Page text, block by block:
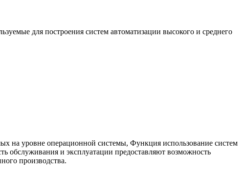
для построения систем автоматизации высокого и среднего
на уровне операционной системы, Функция использование систем
обслуживания и эксплуатации предоставляют возможность
производства.